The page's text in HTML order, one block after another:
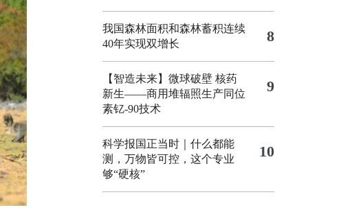
我国森林面积和森林蓄积连续
40年实现双增长
8
【智造未来】微球破壁 核药
新生——商用堆辐照生产同位
素钇-90技术
9
科学报国正当时｜什么都能
测，万物皆可控，这个专业
够“硬核”
10